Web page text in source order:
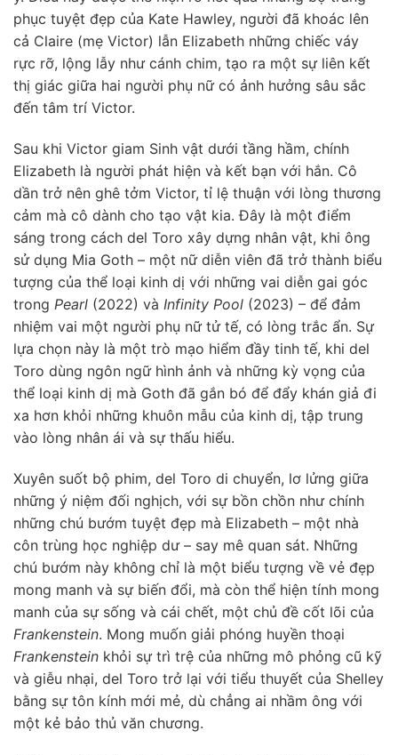
phục tuyệt đẹp của Kate Hawley, người đã khoác lên
cả Claire (mẹ Victor) lẫn Elizabeth những chiếc váy
rực rỡ, lộng lẫy như cánh chim, tạo ra một sự liên kết
thị giác giữa hai người phụ nữ có ảnh hưởng sâu sắc
đến tâm trí Victor.
Sau khi Victor giam Sinh vật dưới tầng hầm, chính
Elizabeth là người phát hiện và kết bạn với hắn. Cô
dần trở nên ghê tởm Victor, tỉ lệ thuận với lòng thương
cảm mà cô dành cho tạo vật kia. Đây là một điểm
sáng trong cách del Toro xây dựng nhân vật, khi ông
sử dụng Mia Goth – một nữ diễn viên đã trở thành biểu
tượng của thể loại kinh dị với những vai diễn gai góc
trong Pearl (2022) và Infinity Pool (2023) – để đảm
nhiệm vai một người phụ nữ tử tế, có lòng trắc ẩn. Sự
lựa chọn này là một trò mạo hiểm đầy tinh tế, khi del
Toro dùng ngôn ngữ hình ảnh và những kỳ vọng của
thể loại kinh dị mà Goth đã gắn bó để đẩy khán giả đi
xa hơn khỏi những khuôn mẫu của kinh dị, tập trung
vào lòng nhân ái và sự thấu hiểu.
Xuyên suốt bộ phim, del Toro di chuyển, lơ lửng giữa
những ý niệm đối nghịch, với sự bồn chồn như chính
những chú bướm tuyệt đẹp mà Elizabeth – một nhà
côn trùng học nghiệp dư – say mê quan sát. Những
chú bướm này không chỉ là một biểu tượng về vẻ đẹp
mong manh và sự biến đổi, mà còn thể hiện tính mong
manh của sự sống và cái chết, một chủ đề cốt lõi của
Frankenstein. Mong muốn giải phóng huyền thoại
Frankenstein khỏi sự trì trệ của những mô phỏng cũ kỹ
và giễu nhại, del Toro trở lại với tiểu thuyết của Shelley
bằng sự tôn kính mới mẻ, dù chẳng ai nhầm ông với
một kẻ bảo thủ văn chương.